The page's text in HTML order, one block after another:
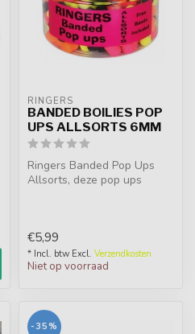
RINGERS
BANDED BOILIES POP
UPS ALLSORTS 6MM
Ringers Banded Pop Ups
Allsorts, deze pop ups
€5,99
* Incl. btw Excl. Verzendkosten
Niet op voorraad
-35%